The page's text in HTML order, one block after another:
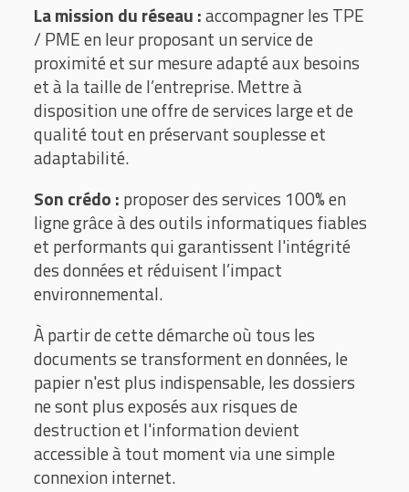
La mission du réseau :accompagner les TPE
/ PME en leur proposant un service de
proximité et sur mesure adapté aux besoins
et à la taille de l’entreprise. Mettre à
disposition une offre de services large et de
qualité tout en préservant souplesse et
adaptabilité.
Son crédo : proposer des services 100% en
ligne grâce à des outils informatiques fiables
et performants qui garantissent l'intégrité
des données et réduisent l’impact
environnemental.
À partir de cette démarche où tous les
documents se transforment en données, le
papier n'est plus indispensable, les dossiers
ne sont plus exposés aux risques de
destruction et l'information devient
accessible à tout moment via une simple
connexion internet.